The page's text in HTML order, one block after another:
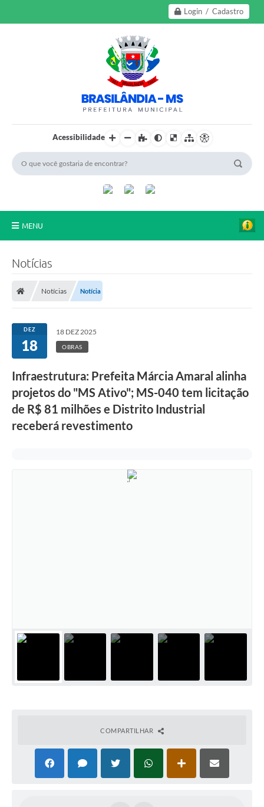
Login / Cadastro
Acessibilidade
MENU
Transparência
Câmara Municipal
e-SIC
Tributação
Notícias
Notícias Notícia
DEZ
18
18 DEZ 2025
OBRAS
Infraestrutura: Prefeita Márcia Amaral alinha
projetos do "MS Ativo"; MS-040 tem licitação
de R$ 81 milhões e Distrito Industrial
receberá revestimento
COMPARTILHAR